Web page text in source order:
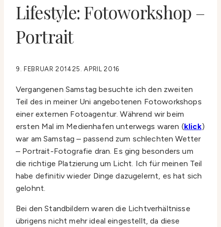
Lifestyle: Fotoworkshop –
Portrait
9. FEBRUAR 201425. APRIL 2016
Vergangenen Samstag besuchte ich den zweiten
Teil des in meiner Uni angebotenen Fotoworkshops
einer externen Fotoagentur. Während wir beim
ersten Mal im Medienhafen unterwegs waren (klick)
war am Samstag – passend zum schlechten Wetter
– Portrait-Fotografie dran. Es ging besonders um
die richtige Platzierung um Licht. Ich für meinen Teil
habe definitiv wieder Dinge dazugelernt, es hat sich
gelohnt.
Bei den Standbildern waren die Lichtverhältnisse
übrigens nicht mehr ideal eingestellt, da diese